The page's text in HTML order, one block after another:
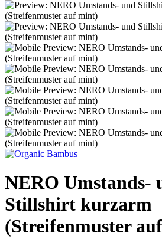
NERO Umstands-
Stillshirt kurzarm
(Streifenmuster